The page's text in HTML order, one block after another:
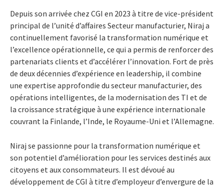
Depuis son arrivée chez CGI en 2023 à titre de vice-président
principal de l’unité d’affaires Secteur manufacturier, Niraj a
continuellement favorisé la transformation numérique et
l’excellence opérationnelle, ce qui a permis de renforcer des
partenariats clients et d’accélérer l’innovation. Fort de près
de deux décennies d’expérience en leadership, il combine
une expertise approfondie du secteur manufacturier, des
opérations intelligentes, de la modernisation des TI et de
la croissance stratégique à une expérience internationale
couvrant la Finlande, l’Inde, le Royaume-Uni et l’Allemagne.
Niraj se passionne pour la transformation numérique et
son potentiel d’amélioration pour les services destinés aux
citoyens et aux consommateurs. Il est dévoué au
développement de CGI à titre d’employeur d’envergure de la